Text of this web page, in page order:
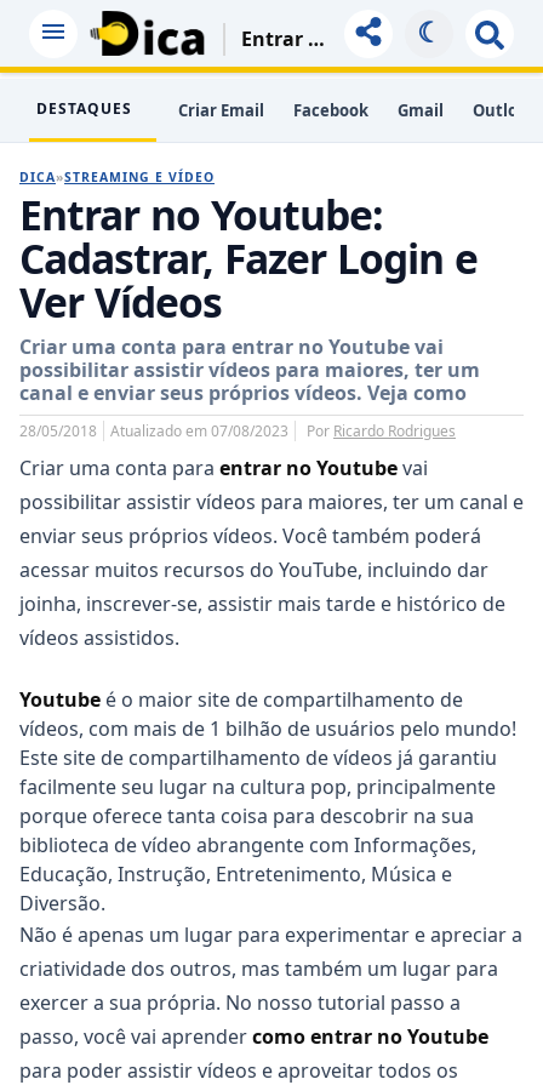
Entrar No Youtube: Cadastrar, Fazer Login E Ver Vídeos ☾
DESTAQUES Criar Email Facebook Gmail Outlook
DICA»STREAMING E VÍDEO
Entrar no Youtube:
Cadastrar, Fazer Login e
Ver Vídeos
Criar uma conta para entrar no Youtube vai
possibilitar assistir vídeos para maiores, ter um
canal e enviar seus próprios vídeos. Veja como
28/05/2018 Atualizado em 07/08/2023 Por Ricardo Rodrigues
Criar uma conta para entrar no Youtubevai
possibilitar assistir vídeos para maiores, ter um canal e
enviar seus próprios vídeos. Você também poderá
acessar muitos recursos do YouTube, incluindo dar
joinha, inscrever-se, assistir mais tarde e histórico de
vídeos assistidos.
Youtube é o maior site de compartilhamento de
vídeos, com mais de 1 bilhão de usuários pelo mundo!
Este site de compartilhamento de vídeos já garantiu
facilmente seu lugar na cultura pop, principalmente
porque oferece tanta coisa para descobrir na sua
biblioteca de vídeo abrangente com Informações,
Educação, Instrução, Entretenimento, Música e
Diversão.
Não é apenas um lugar para experimentar e apreciar a
criatividade dos outros, mas também um lugar para
exercer a sua própria. No nosso tutorial passo a
passo, você vai aprendercomo entrar no Youtube
para poder assistir vídeos e aproveitar todos os